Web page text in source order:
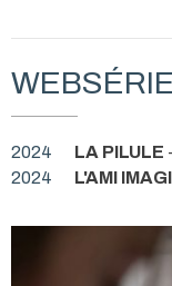
WEBSÉRIE
2024 LA PILULE
2024
L'AMI